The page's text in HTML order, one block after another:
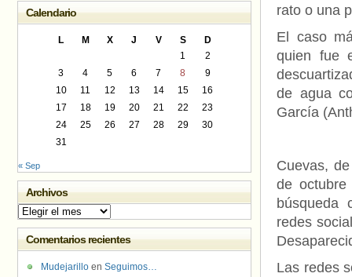
rato o una
El caso
quien fue
de agua
García
Cuevas,
de octubre
búsqueda
redes
Las redes
Calendario
L M X J V S
D
1
2
3
4 5 6 7 8
9
10
11 12 13 14 15
16
17
18 19 20 21 22
23
24
25 26 27 28 29
30
31
« Sep
Archivos
Archivos
Comentarios recientes
Mudejarillo en Seguimos…